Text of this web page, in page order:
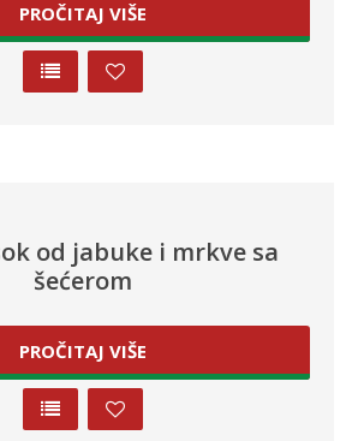
PROČITAJ VIŠE
od jabuke i mrkve sa
šećerom
PROČITAJ VIŠE